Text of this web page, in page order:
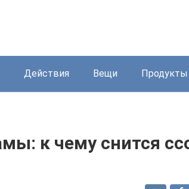
Действия Вещи Продукты
к чему снится